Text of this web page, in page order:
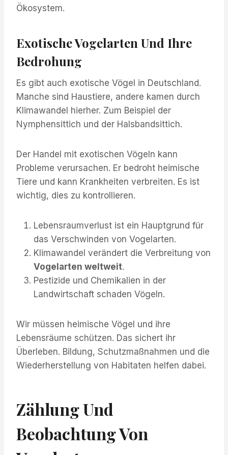
Ökosystem.
Exotische Vogelarten Und Ihre
Bedrohung
Es gibt auch exotische Vögel in Deutschland.
Manche sind Haustiere, andere kamen durch
Klimawandel hierher. Zum Beispiel der
Nymphensittich und der Halsbandsittich.
Der Handel mit exotischen Vögeln kann
Probleme verursachen. Er bedroht heimische
Tiere und kann Krankheiten verbreiten. Es ist
wichtig, dies zu kontrollieren.
Lebensraumverlust ist ein Hauptgrund für
das Verschwinden von Vogelarten.
Klimawandel verändert die Verbreitung von
Vogelarten weltweit.
Pestizide und Chemikalien in der
Landwirtschaft schaden Vögeln.
Wir müssen heimische Vögel und ihre
Lebensräume schützen. Das sichert ihr
Überleben. Bildung, Schutzmaßnahmen und die
Wiederherstellung von Habitaten helfen dabei.
Zählung Und
Beobachtung Von